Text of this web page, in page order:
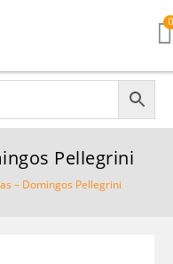
Pellegrini
– Domingos Pellegrini